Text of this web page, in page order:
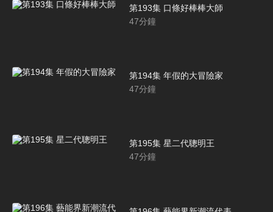
第193集 口條好棒棒大師
47分鐘
第194集 年假的大冒險家
47分鐘
第195集 星二代聰明王
47分鐘